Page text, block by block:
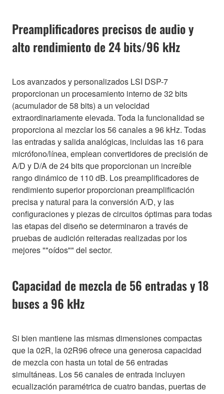
Preamplificadores precisos de audio y
alto rendimiento de 24 bits/96 kHz
Los avanzados y personalizados LSI DSP-7
proporcionan un procesamiento interno de 32 bits
(acumulador de 58 bits) a un velocidad
extraordinariamente elevada. Toda la funcionalidad se
proporciona al mezclar los 56 canales a 96 kHz. Todas
las entradas y salida analógicas, incluidas las 16 para
micrófono/línea, emplean convertidores de precisión de
A/D y D/A de 24 bits que proporcionan un increíble
rango dinámico de 110 dB. Los preamplificadores de
rendimiento superior proporcionan preamplificación
precisa y natural para la conversión A/D, y las
configuraciones y piezas de circuitos óptimas para todas
las etapas del diseño se determinaron a través de
pruebas de audición reiteradas realizadas por los
mejores ""oídos"" del sector.
Capacidad de mezcla de 56 entradas y 18
buses a 96 kHz
Si bien mantiene las mismas dimensiones compactas
que la 02R, la 02R96 ofrece una generosa capacidad
de mezcla con hasta un total de 56 entradas
simultáneas. Los 56 canales de entrada incluyen
ecualización paramétrica de cuatro bandas, puertas de